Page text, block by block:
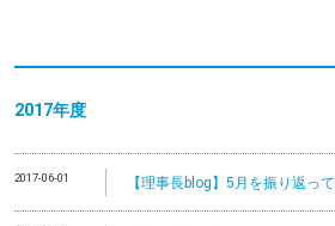
2017年度
2017-06-01 【理事長blog】5月を振り返って